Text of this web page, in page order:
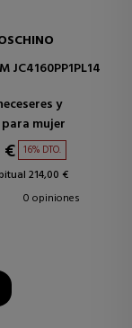
JC4160PP1PL14
y
mujer
€ 16% DTO.
214,00 €
0 opiniones